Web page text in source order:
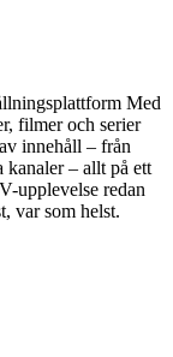
Med
filmer och serier
innehåll – från
– allt på ett
upplevelse redan
var som helst.